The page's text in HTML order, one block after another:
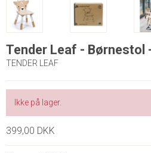
Tender Leaf - Børnestol
TENDER LEAF
Ikke på lager.
399,00 DKK